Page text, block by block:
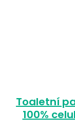
Toaletní
100%